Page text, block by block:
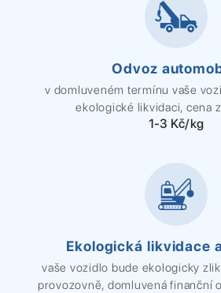
Odvoz
v domluveném termínu vaše
ekologické likvidaci, cena
1-3 Kč/kg
Ekologická likvidace
vaše vozidlo bude ekologicky
provozovně, domluvená finanční